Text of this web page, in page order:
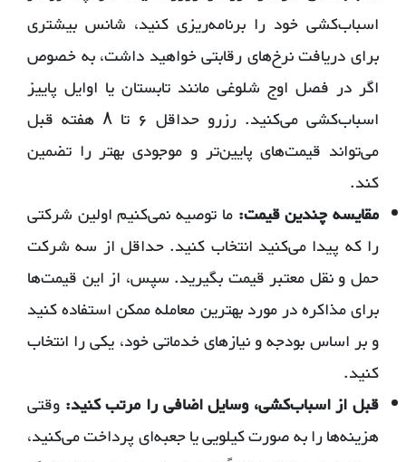
اسباب‌کشی خود را برنامه‌ریزی کنید، شانس بیشتری
برای دریافت نرخ‌های رقابتی خواهید داشت، به خصوص
اگر در فصل اوج شلوغی مانند تابستان یا اوایل پاییز
اسباب‌کشی می‌کنید. رزرو حداقل ۶ تا ۸ هفته قبل
می‌تواند قیمت‌های پایین‌تر و موجودی بهتر را تضمین
کند.
مقایسه چندین قیمت: ما توصیه نمی‌کنیم اولین شرکتی
را که پیدا می‌کنید انتخاب کنید. حداقل از سه شرکت
حمل و نقل معتبر قیمت بگیرید. سپس، از این قیمت‌ها
برای مذاکره در مورد بهترین معامله ممکن استفاده کنید
و بر اساس بودجه و نیازهای خدماتی خود، یکی را انتخاب
کنید.
قبل از اسباب‌کشی، وسایل اضافی را مرتب کنید: وقتی
هزینه‌ها را به صورت کیلویی یا جعبه‌ای پرداخت می‌کنید،